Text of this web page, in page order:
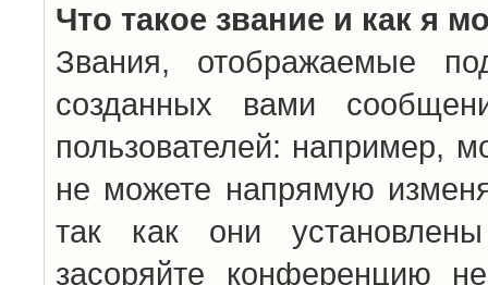
Что такое звание и как я
Звания, отображаемые
созданных вами
пользователей: например,
не можете напрямую
так как они
засоряйте конференцию